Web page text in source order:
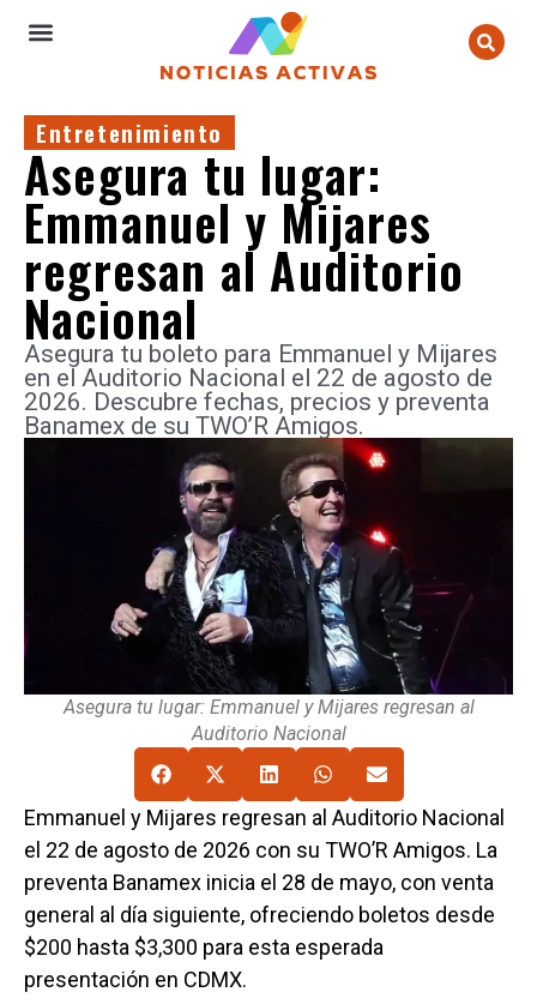
Entretenimiento
Asegura tu lugar:
Emmanuel y Mijares
regresan al Auditorio
Nacional
Asegura tu boleto para Emmanuel y Mijares
en el Auditorio Nacional el 22 de agosto de
2026. Descubre fechas, precios y preventa
Banamex de su TWO’R Amigos.
Asegura tu lugar: Emmanuel y Mijares regresan al
Auditorio Nacional
Emmanuel y Mijares regresan al Auditorio Nacional
el 22 de agosto de 2026 con su TWO’R Amigos. La
preventa Banamex inicia el 28 de mayo, con venta
general al día siguiente, ofreciendo boletos desde
$200 hasta $3,300 para esta esperada
presentación en CDMX.